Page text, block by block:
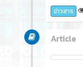
ข่าวสาร
Article